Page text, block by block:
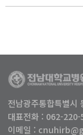
전남광주통합특별시
대표전화 : 062-
이메일 :